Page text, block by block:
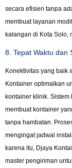
secara efisien tanpa
membuat layanan
kalangan di Kota Solo,
8. Tepat Waktu dan
Konektivitas yang baik
Kontainer optimalkan
kontainer klinik.
membuat kontainer
tanpa hambatan.
mengingat jadwal
karena itu, Djaya
master pengiriman